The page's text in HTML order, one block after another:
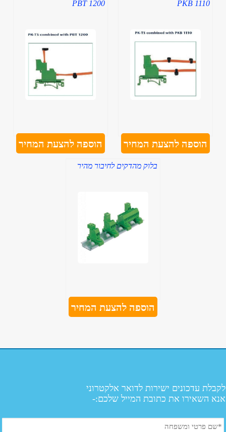
PKB 1110
הוספה להצעת המחיר
PBT 1200
הוספה להצעת המחיר
בלוק מהדקים לחיבור מהיר
הוספה להצעת המחיר
לקבלת עדכונים ישירות לדואר אלקטרוני
אנא השאירו את כתובת המייל שלכם:-